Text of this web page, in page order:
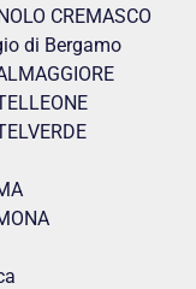
CREMASCO
di Bergamo